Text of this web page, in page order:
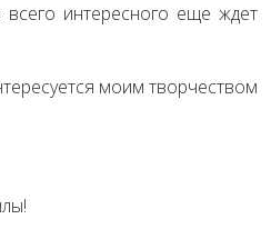
интересного еще ждет
моим творчеством